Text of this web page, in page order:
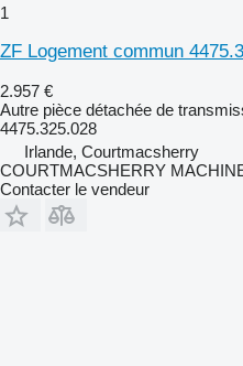
1
ZF Logement commun
2.957 €
Autre pièce détachée de
4475.325.028
Irlande, Courtmacsherry
COURTMACSHERRY
Contacter le vendeur